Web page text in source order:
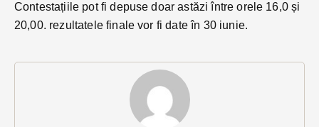
Contestațiile pot fi depuse doar astăzi între orele 16,0 și
20,00. rezultatele finale vor fi date în 30 iunie.